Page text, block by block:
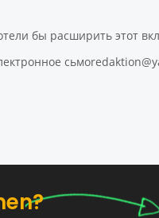
бы расширить этот